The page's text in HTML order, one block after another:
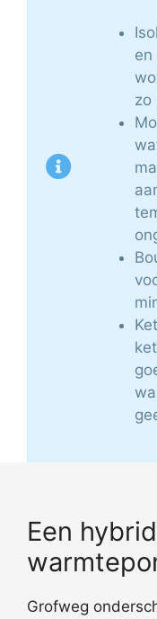
en
zo
Een
Grofweg